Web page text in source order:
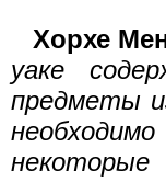
Хорхе
уаке
предметы